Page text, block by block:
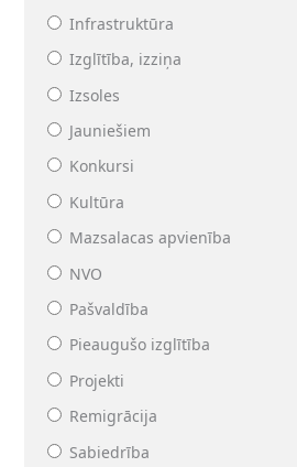
Infrastruktūra
Izglītība, izziņa
Izsoles
Jauniešiem
Konkursi
Kultūra
Mazsalacas apvienība
NVO
Pašvaldība
Pieaugušo izglītība
Projekti
Remigrācija
Sabiedrība